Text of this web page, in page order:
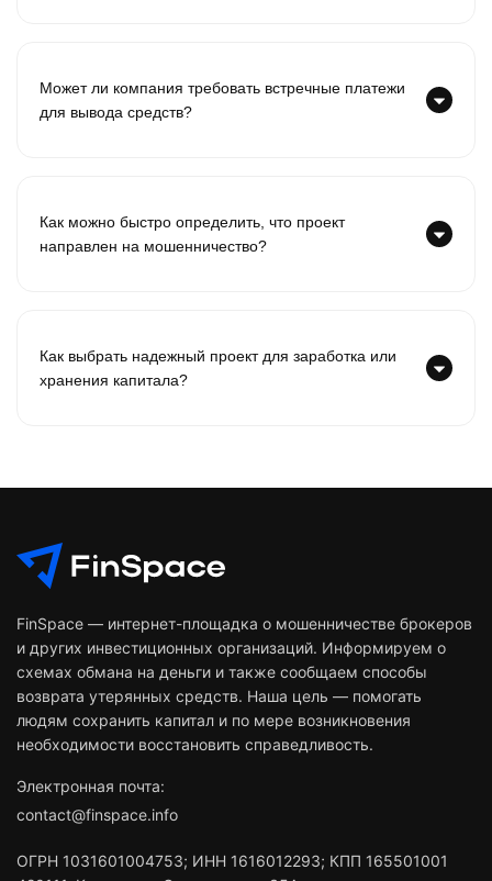
Может ли компания требовать встречные платежи
для вывода средств?
Как можно быстро определить, что проект
направлен на мошенничество?
Как выбрать надежный проект для заработка или
хранения капитала?
FinSpace — интернет-площадка о мошенничестве брокеров
и других инвестиционных организаций. Информируем о
схемах обмана на деньги и также сообщаем способы
возврата утерянных средств. Наша цель — помогать
людям сохранить капитал и по мере возникновения
необходимости восстановить справедливость.
Электронная почта:
contact@finspace.info
ОГРН 1031601004753; ИНН 1616012293; КПП 165501001